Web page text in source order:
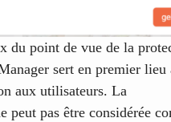
du point de vue de la
sert en premier lieu
aux utilisateurs. La
peut pas être considérée